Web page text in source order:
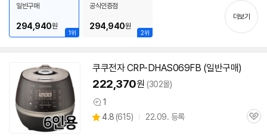
5mm
기
1위
일반구매
294,940원
2위
공식인증점
294,940원
더보기
쿠쿠전자 CRP-DHAS069FB (일반구매)
222,370원 (302몰)
상
품
1
별
4.8 (상
615) 22.09. 등록
관